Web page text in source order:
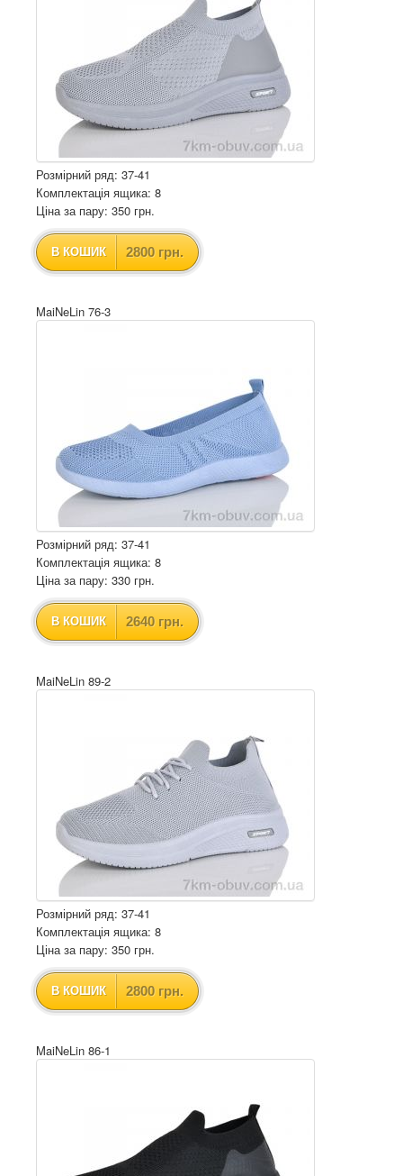
Розмірний ряд: 37-41
Комплектація ящика: 8
Ціна за пару: 350 грн.
В КОШИК 2800 грн.
MaiNeLin 76-3
Розмірний ряд: 37-41
Комплектація ящика: 8
Ціна за пару: 330 грн.
В КОШИК 2640 грн.
MaiNeLin 89-2
Розмірний ряд: 37-41
Комплектація ящика: 8
Ціна за пару: 350 грн.
В КОШИК 2800 грн.
MaiNeLin 86-1